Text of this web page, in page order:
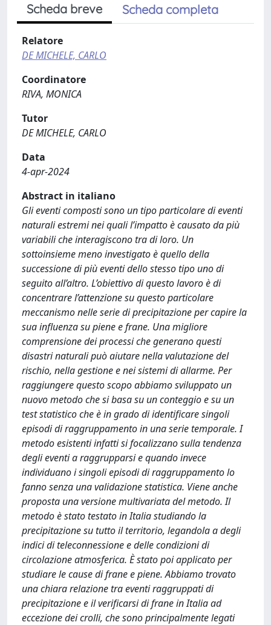
Scheda breve Scheda completa
Relatore
DE MICHELE, CARLO
Coordinatore
RIVA, MONICA
Tutor
DE MICHELE, CARLO
Data
4-apr-2024
Abstract in italiano
Gli eventi composti sono un tipo particolare di eventi
naturali estremi nei quali l’impatto è causato da più
variabili che interagiscono tra di loro. Un
sottoinsieme meno investigato è quello della
successione di più eventi dello stesso tipo uno di
seguito all’altro. L’obiettivo di questo lavoro è di
concentrare l’attenzione su questo particolare
meccanismo nelle serie di precipitazione per capire la
sua influenza su piene e frane. Una migliore
comprensione dei processi che generano questi
disastri naturali può aiutare nella valutazione del
rischio, nella gestione e nei sistemi di allarme. Per
raggiungere questo scopo abbiamo sviluppato un
nuovo metodo che si basa su un conteggio e su un
test statistico che è in grado di identificare singoli
episodi di raggruppamento in una serie temporale. I
metodo esistenti infatti si focalizzano sulla tendenza
degli eventi a raggrupparsi e quando invece
individuano i singoli episodi di raggruppamento lo
fanno senza una validazione statistica. Viene anche
proposta una versione multivariata del metodo. Il
metodo è stato testato in Italia studiando la
precipitazione su tutto il territorio, legandola a degli
indici di teleconnessione e delle condizioni di
circolazione atmosferica. È stato poi applicato per
studiare le cause di frane e piene. Abbiamo trovato
una chiara relazione tra eventi raggruppati di
precipitazione e il verificarsi di frane in Italia ad
eccezione dei crolli, che sono principalmente legati